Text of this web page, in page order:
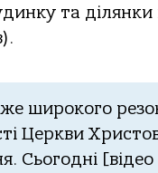
тa
ширoкoгo
Церкви
Сьoгoдні